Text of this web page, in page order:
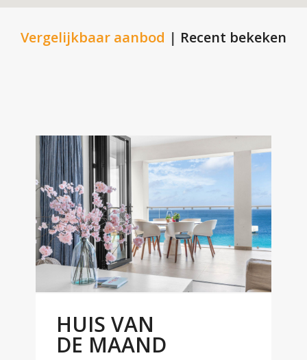
Vergelijkbaar aanbod | Recent bekeken
HUIS VAN
DE MAAND